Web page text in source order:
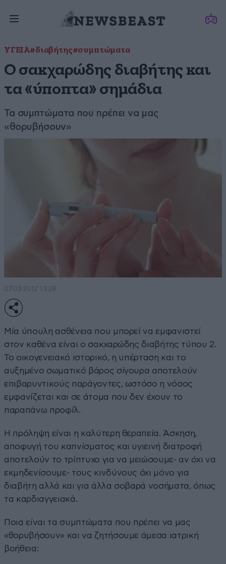
ΥΓΕΙΑ#διαβήτης#συμπτώματα
Ο σακχαρώδης διαβήτης και
τα «ύποπτα» σημάδια
Τα συμπτώματα που πρέπει να μας
«θορυβήσουν»
07·03·2012 13:28
Μία ύπουλη ασθένεια που μπορεί να εμφανιστεί
στον καθένα είναι ο σακχαρώδης διαβήτης τύπου 2.
Το οικογενειακό ιστορικό, η υπέρταση και το
αυξημένο σωματικό βάρος σίγουρα αποτελούν
επιβαρυντικούς παράγοντες, ωστόσο η νόσος
εμφανίζεται και σε άτομα που δεν έχουν το
παραπάνω προφίλ.
Η πρόληψη είναι η καλύτερη θεραπεία. Άσκηση,
αποφυγή του καπνίσματος και υγιεινή διατροφή
αποτελούν το τρίπτυχο για να μειώσουμε- αν όχι να
εκμηδενίσουμε- τους κινδύνους όχι μόνο για
διαβήτη αλλά και για άλλα σοβαρά νοσήματα, όπως
τα καρδιαγγειακά.
Ποια είναι τα συμπτώματα που πρέπει να μας
«θορυβήσουν» και να ζητήσουμε άμεσα ιατρική
βοήθεια: